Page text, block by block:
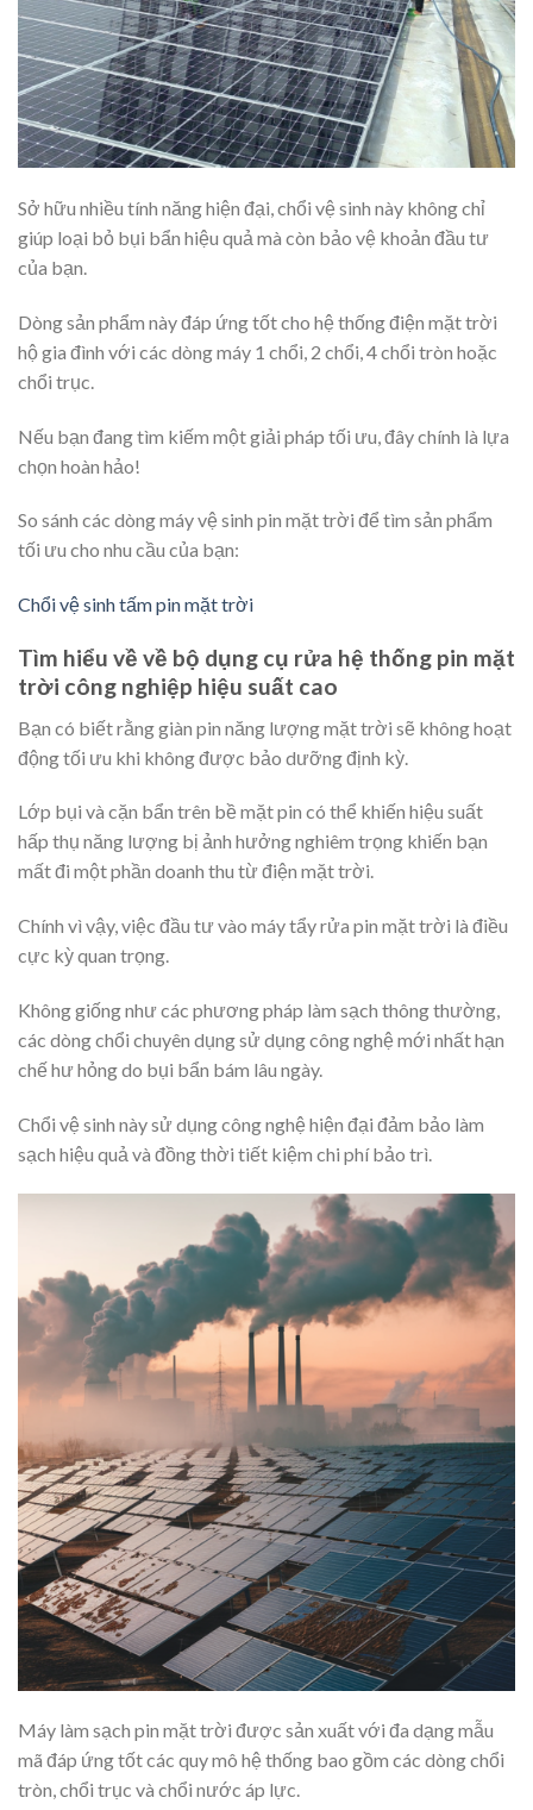
Sở hữu nhiều tính năng hiện đại, chổi vệ sinh này không chỉ
giúp loại bỏ bụi bẩn hiệu quả mà còn bảo vệ khoản đầu tư
của bạn.
Dòng sản phẩm này đáp ứng tốt cho hệ thống điện mặt trời
hộ gia đình với các dòng máy 1 chổi, 2 chổi, 4 chổi tròn hoặc
chổi trục.
Nếu bạn đang tìm kiếm một giải pháp tối ưu, đây chính là lựa
chọn hoàn hảo!
So sánh các dòng máy vệ sinh pin mặt trời để tìm sản phẩm
tối ưu cho nhu cầu của bạn:
Chổi vệ sinh tấm pin mặt trời
Tìm hiểu về về bộ dụng cụ rửa hệ thống pin mặt
trời công nghiệp hiệu suất cao
Bạn có biết rằng giàn pin năng lượng mặt trời sẽ không hoạt
động tối ưu khi không được bảo dưỡng định kỳ.
Lớp bụi và cặn bẩn trên bề mặt pin có thể khiến hiệu suất
hấp thụ năng lượng bị ảnh hưởng nghiêm trọng khiến bạn
mất đi một phần doanh thu từ điện mặt trời.
Chính vì vậy, việc đầu tư vào máy tẩy rửa pin mặt trời là điều
cực kỳ quan trọng.
Không giống như các phương pháp làm sạch thông thường,
các dòng chổi chuyên dụng sử dụng công nghệ mới nhất hạn
chế hư hỏng do bụi bẩn bám lâu ngày.
Chổi vệ sinh này sử dụng công nghệ hiện đại đảm bảo làm
sạch hiệu quả và đồng thời tiết kiệm chi phí bảo trì.
Máy làm sạch pin mặt trời được sản xuất với đa dạng mẫu
mã đáp ứng tốt các quy mô hệ thống bao gồm các dòng chổi
tròn, chổi trục và chổi nước áp lực.